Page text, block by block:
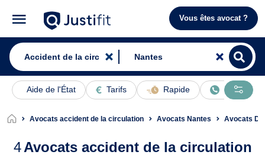
Vous êtes avocat ?
Aide de l'État Tarifs Rapide En ligne
Avocats accident de la circulation Avocats Nantes Avocats
4 Avocats accident de la circulation